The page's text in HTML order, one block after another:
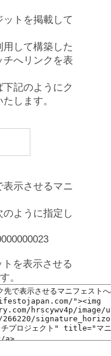
トを掲載して
して構築した
へリンクを表
記のようにク
します。
示させるマニ
ように指定し
を表示させる
。